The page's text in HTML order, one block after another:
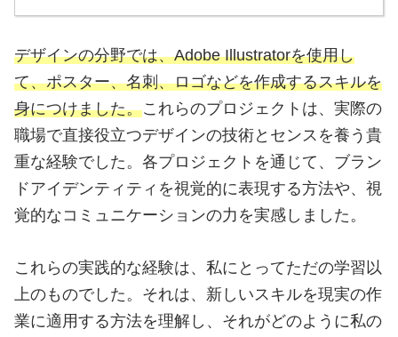
デザインの分野では、Adobe Illustratorを使用し
て、ポスター、名刺、ロゴなどを作成するスキルを
身につけました。これらのプロジェクトは、実際の
職場で直接役立つデザインの技術とセンスを養う貴
重な経験でした。各プロジェクトを通じて、ブラン
ドアイデンティティを視覚的に表現する方法や、視
覚的なコミュニケーションの力を実感しました。
これらの実践的な経験は、私にとってただの学習以
上のものでした。それは、新しいスキルを現実の作
業に適用する方法を理解し、それがどのように私の